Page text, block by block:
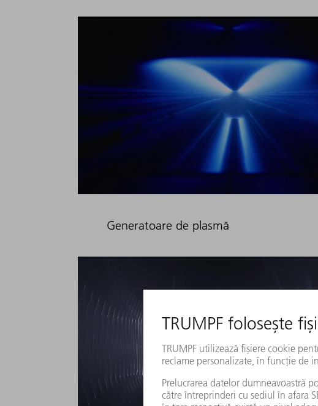
Generatoare de plasmă